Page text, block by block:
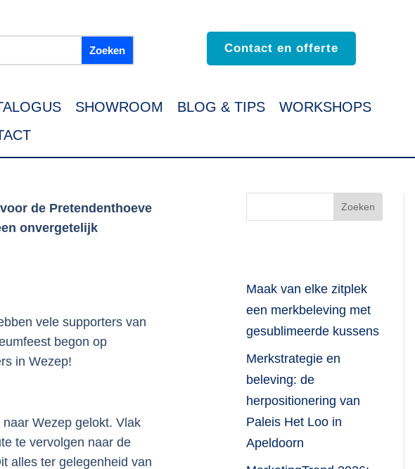
Contact en offerte
SHOWROOM BLOG & TIPS
WORKSHOPS
de Pretendenthoeve
onvergetelijk
vele supporters van
begon op
in Wezep!
naar Wezep gelokt. Vlak
te vervolgen naar de
alles ter gelegenheid van
Maak van elke zitplek
een merkbeleving met
gesublimeerde kussens
Merkstrategie en
beleving: de
herpositionering van
Paleis Het Loo in
Apeldoorn